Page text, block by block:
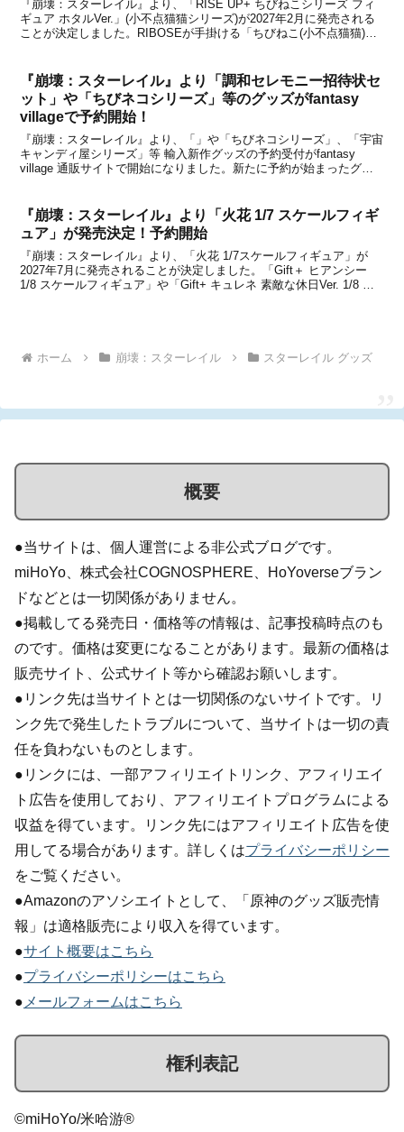
『崩壊：スターレイル』より、「RISE UP+ ちびねこシリーズ フィ
ギュア ホタルVer.」(小不点猫猫シリーズ)が2027年2月に発売される
ことが決定しました。RIBOSEが手掛ける「ちびねこ(小不点猫猫)シ
『崩壊：スターレイル』より「調和セレモニー招待状セ
ット」や「ちびネコシリーズ」等のグッズがfantasy
villageで予約開始！
『崩壊：スターレイル』より、「」や「ちびネコシリーズ」、「宇宙
キャンディ屋シリーズ」等 輸入新作グッズの予約受付がfantasy
village 通販サイトで開始になりました。新たに予約が始まったグッ
『崩壊：スターレイル』より「火花 1/7 スケールフィギ
ュア」が発売決定！予約開始
『崩壊：スターレイル』より、「火花 1/7スケールフィギュア」が
2027年7月に発売されることが決定しました。「Gift＋ ヒアンシー
1/8 スケールフィギュア」や「Gift+ キュレネ 素敵な休日Ver. 1/8 フ
ホーム 崩壊：スターレイル スターレイル グッズ
概要
●当サイトは、個人運営による非公式ブログです。
miHoYo、株式会社COGNOSPHERE、HoYoverseブラン
ドなどとは一切関係がありません。
●掲載してる発売日・価格等の情報は、記事投稿時点のも
のです。価格は変更になることがあります。最新の価格は
販売サイト、公式サイト等から確認お願いします。
●リンク先は当サイトとは一切関係のないサイトです。リ
ンク先で発生したトラブルについて、当サイトは一切の責
任を負わないものとします。
●リンクには、一部アフィリエイトリンク、アフィリエイ
ト広告を使用しており、アフィリエイトプログラムによる
収益を得ています。リンク先にはアフィリエイト広告を使
用してる場合があります。詳しくはプライバシーポリシー
をご覧ください。
●Amazonのアソシエイトとして、「原神のグッズ販売情
報」は適格販売により収入を得ています。
●サイト概要はこちら
●プライバシーポリシーはこちら
● メールフォームはこちら
権利表記
©miHoYo/米哈游®